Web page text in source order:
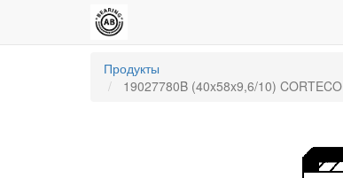
Продукты
19027780B (40x58x9,6/10) CORTECO